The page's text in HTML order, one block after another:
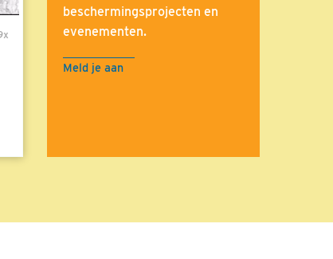
beschermingsprojecten en
evenementen.
Meld je aan